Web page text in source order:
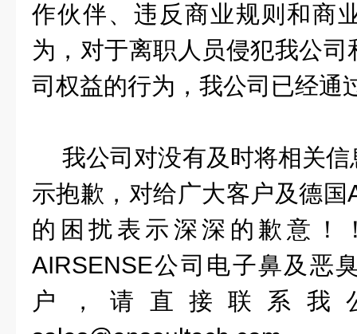
作伙伴、违反商业规则和商
为，对于离职人员侵犯我公司
司权益的行为，我公司已经通
我公司对没有及时将相关
示抱歉，对给广大客户及德国
的困扰表示深深的歉意！
AIRSENSE公司电子鼻及恶
户，请直接联系我